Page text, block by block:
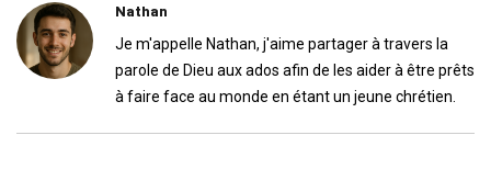
Nathan
Je m'appelle Nathan, j'aime partager à travers la
parole de Dieu aux ados afin de les aider à être prêts
à faire face au monde en étant un jeune chrétien.